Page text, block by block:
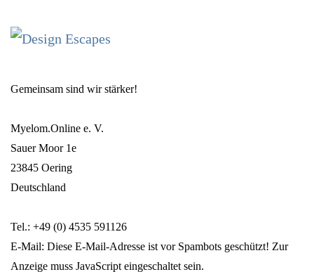
Gemeinsam sind wir stärker!
Myelom.Online e. V.
Sauer Moor 1e
23845 Oering
Deutschland
Tel.: +49 (0) 4535 591126
E-Mail: Diese E-Mail-Adresse ist vor Spambots geschützt! Zur
Anzeige muss JavaScript eingeschaltet sein.